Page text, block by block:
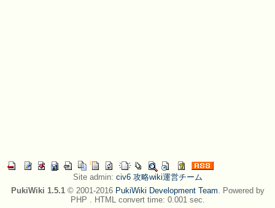
Site admin: civ6 攻略wiki運営チーム
PukiWiki 1.5.1© 2001-2016 PukiWiki Development Team. Powered by
PHP . HTML convert time: 0.001 sec.